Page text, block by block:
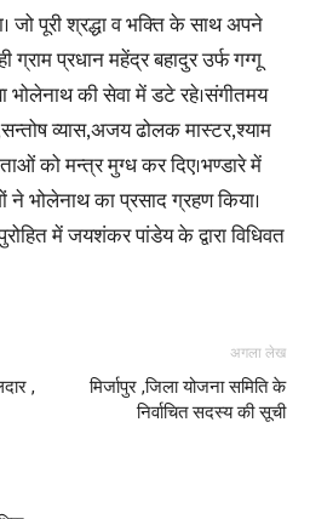
जो पूरी श्रद्धा व भक्ति के साथ अपने
ग्राम प्रधान महेंद्र बहादुर उर्फ गग्गू
की सेवा में डटे रहे।संगीतमय
व्यास,अजय ढोलक मास्टर,श्याम
को मन्त्र मुग्ध कर दिए।भण्डारे में
ने भोलेनाथ का प्रसाद ग्रहण किया।
में जयशंकर पांडेय के द्वारा विधिवत
,
अगला लेख
मिर्जापुर ,जिला योजना समिति के
निर्वाचित सदस्य की सूची